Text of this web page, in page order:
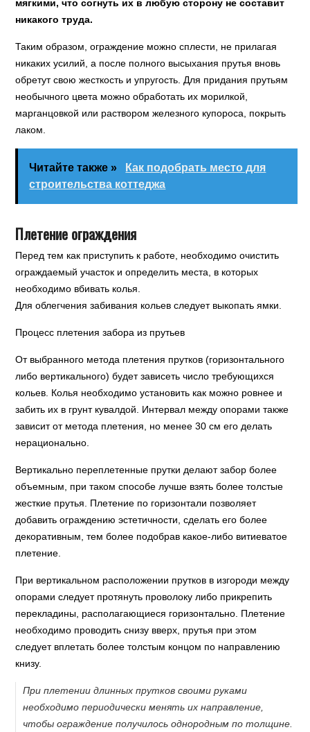
мягкими, что согнуть их в любую сторону не составит
никакого труда.
Таким образом, ограждение можно сплести, не прилагая
никаких усилий, а после полного высыхания прутья вновь
обретут свою жесткость и упругость. Для придания прутьям
необычного цвета можно обработать их морилкой,
марганцовкой или раствором железного купороса, покрыть
лаком.
Читайте также »
Как подобрать место для
строительства коттеджа
Плетение ограждения
Перед тем как приступить к работе, необходимо очистить
ограждаемый участок и определить места, в которых
необходимо вбивать колья.
Для облегчения забивания кольев следует выкопать ямки.
Процесс плетения забора из прутьев
От выбранного метода плетения прутков (горизонтального
либо вертикального) будет зависеть число требующихся
кольев. Колья необходимо установить как можно ровнее и
забить их в грунт кувалдой. Интервал между опорами также
зависит от метода плетения, но менее 30 см его делать
нерационально.
Вертикально переплетенные прутки делают забор более
объемным, при таком способе лучше взять более толстые
жесткие прутья. Плетение по горизонтали позволяет
добавить ограждению эстетичности, сделать его более
декоративным, тем более подобрав какое-либо витиеватое
плетение.
При вертикальном расположении прутков в изгороди между
опорами следует протянуть проволоку либо прикрепить
перекладины, располагающиеся горизонтально. Плетение
необходимо проводить снизу вверх, прутья при этом
следует вплетать более толстым концом по направлению
книзу.
При плетении длинных прутков своими руками
необходимо периодически менять их направление,
чтобы ограждение получилось однородным по толщине.